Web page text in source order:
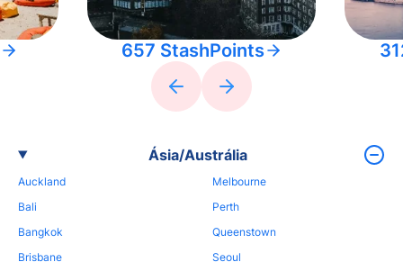
657 StashPoints
Ásia/Austrália
Auckland
Bali
Bangkok
Brisbane
Melbourne
Perth
Queenstown
Seoul